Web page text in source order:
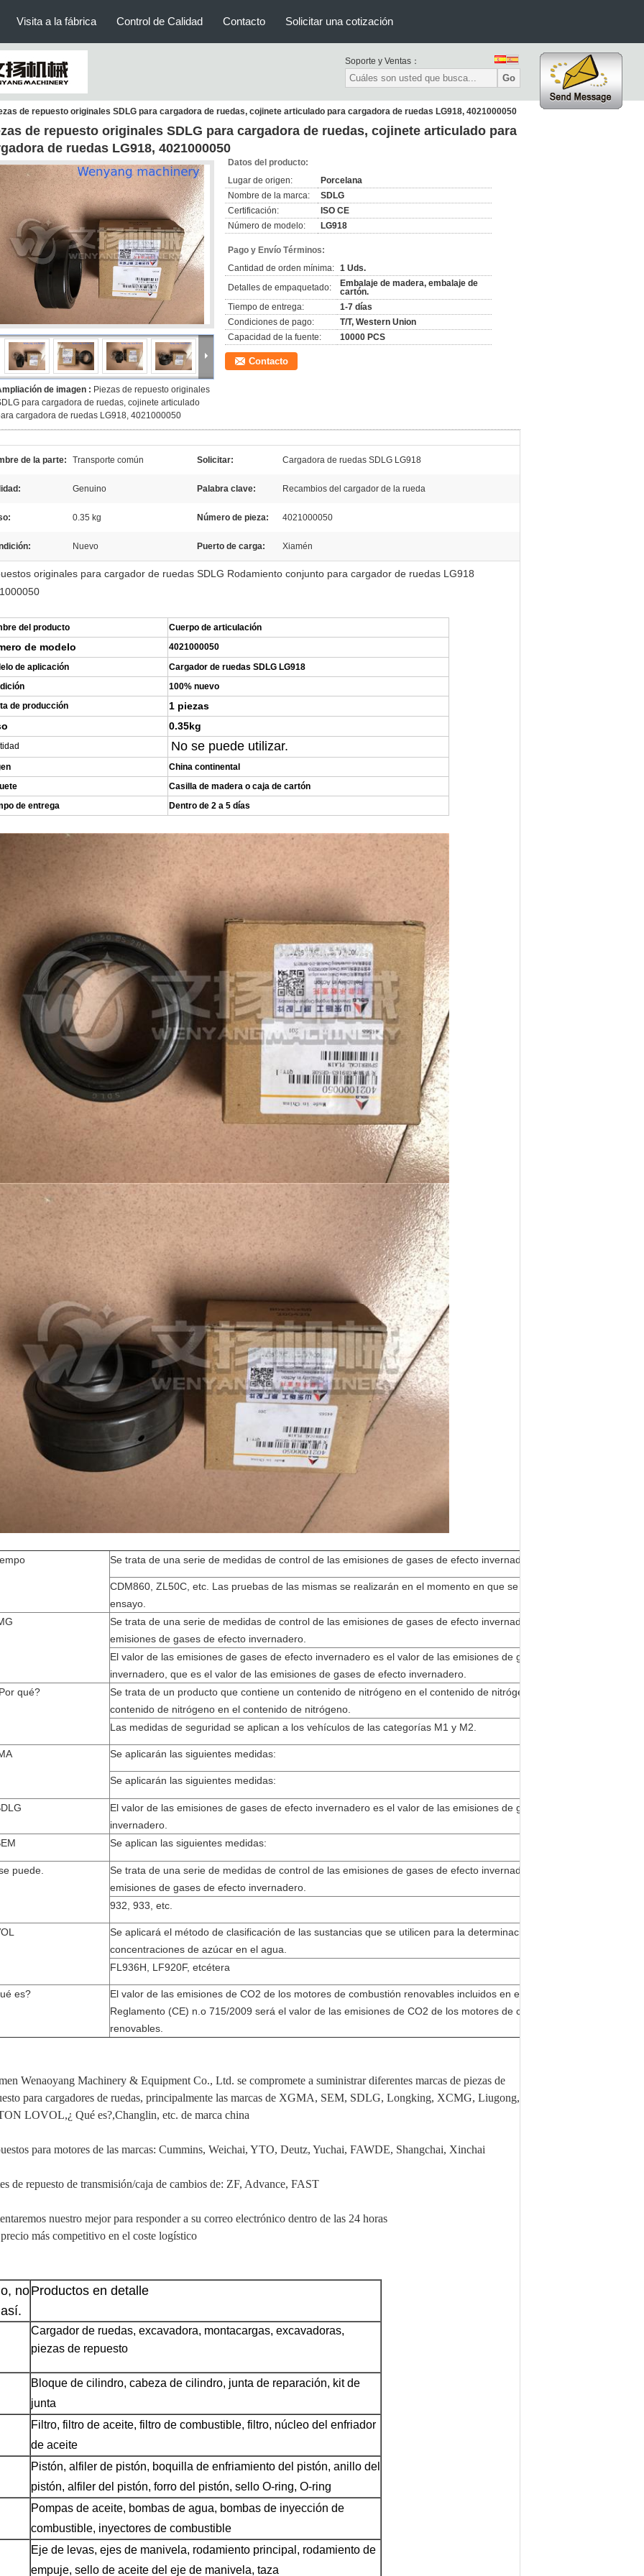
Visita a la fábrica Control de Calidad Contacto Solicitar una cotización
Soporte y Ventas：
Go
de repuesto originales SDLG para cargadora de ruedas, cojinete articulado para cargadora de ruedas LG918, 4021000050
de repuesto originales SDLG para cargadora de ruedas, cojinete articulado para
de ruedas LG918, 4021000050
de imagen : Piezas de repuesto originales
para cargadora de ruedas, cojinete articulado
cargadora de ruedas LG918, 4021000050
Datos del producto:
Lugar de origen:
Porcelana
Nombre de la marca:
SDLG
Certificación:
ISO CE
Número de modelo:
LG918
Pago y Envío Términos:
Cantidad de orden mínima: 1 Uds.
Detalles de empaquetado:
Embalaje de madera, embalaje de
cartón.
Tiempo de entrega:
1-7 días
Condiciones de pago:
T/T, Western Union
Capacidad de la fuente:
10000 PCS
Contacto
de la parte: Transporte común Solicitar: Cargadora de ruedas SDLG LG918
Genuino Palabra clave: Recambios del cargador de la rueda
0.35 kg Número de pieza: 4021000050
Nuevo Puerto de carga: Xiamén
originales para cargador de ruedas SDLG Rodamiento conjunto para cargador de ruedas LG918
del producto Cuerpo de articulación
de modelo
4021000050
de aplicación
Cargador de ruedas SDLG LG918
100% nuevo
de producción
1 piezas
0.35kg
No se puede utilizar.
China continental
Casilla de madera o caja de cartón
de entrega
Dentro de 2 a 5 días
Se trata de una serie de medidas de control de las emisiones de gases de efecto invernadero.
CDM860, ZL50C, etc. Las pruebas de las mismas se realizarán en el momento en que se produzca el
ensayo.
Se trata de una serie de medidas de control de las emisiones de gases de efecto invernadero, incluidas las
emisiones de gases de efecto invernadero.
El valor de las emisiones de gases de efecto invernadero es el valor de las emisiones de gases de efecto
invernadero, que es el valor de las emisiones de gases de efecto invernadero.
qué?
Se trata de un producto que contiene un contenido de nitrógeno en el contenido de nitrógeno en el
contenido de nitrógeno en el contenido de nitrógeno.
Las medidas de seguridad se aplican a los vehículos de las categorías M1 y M2.
Se aplicarán las siguientes medidas:
Se aplicarán las siguientes medidas:
El valor de las emisiones de gases de efecto invernadero es el valor de las emisiones de gases de efecto
invernadero.
Se aplican las siguientes medidas:
puede.
Se trata de una serie de medidas de control de las emisiones de gases de efecto invernadero, incluidas las
emisiones de gases de efecto invernadero.
932, 933, etc.
Se aplicará el método de clasificación de las sustancias que se utilicen para la determinación de las
concentraciones de azúcar en el agua.
FL936H, LF920F, etcétera
es?
El valor de las emisiones de CO2 de los motores de combustión renovables incluidos en el anexo I del
Reglamento (CE) n.o 715/2009 será el valor de las emisiones de CO2 de los motores de combustión
renovables.
Wenaoyang Machinery & Equipment Co., Ltd. se compromete a suministrar diferentes marcas de piezas de
para cargadores de ruedas, principalmente las marcas de XGMA, SEM, SDLG, Longking, XCMG, Liugong,
LOVOL,¿ Qué es?,Changlin, etc. de marca china
para motores de las marcas: Cummins, Weichai, YTO, Deutz, Yuchai, FAWDE, Shangchai, Xinchai
de repuesto de transmisión/caja de cambios de: ZF, Advance, FAST
nuestro mejor para responder a su correo electrónico dentro de las 24 horas
más competitivo en el coste logístico
no Productos en detalle
Cargador de ruedas, excavadora, montacargas, excavadoras,
piezas de repuesto
Bloque de cilindro, cabeza de cilindro, junta de reparación, kit de
junta
Filtro, filtro de aceite, filtro de combustible, filtro, núcleo del enfriador
de aceite
Pistón, alfiler de pistón, boquilla de enfriamiento del pistón, anillo del
pistón, alfiler del pistón, forro del pistón, sello O-ring, O-ring
Pompas de aceite, bombas de agua, bombas de inyección de
combustible, inyectores de combustible
Eje de levas, ejes de manivela, rodamiento principal, rodamiento de
empuje, sello de aceite del eje de manivela, taza